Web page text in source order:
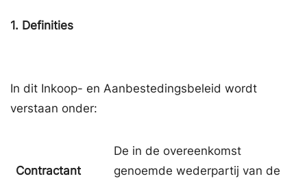
1. Definities
In dit Inkoop- en Aanbestedingsbeleid wordt
verstaan onder:
Contractant
De in de overeenkomst
genoemde wederpartij van de